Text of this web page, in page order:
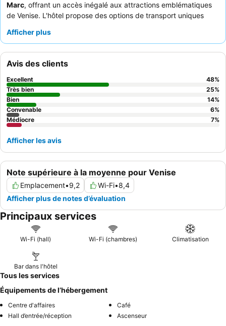
Marc, offrant un accès inégalé aux attractions emblématiques
de Venise. L'hôtel propose des options de transport uniques
les déposes en
très apprécié pour sa sélection vaste et variée de plats chauds
et continentaux. Pour un séjour vraiment mémorable, pensez à
réserver une chambre avec
Afficher plus
Note supérieure à la moyenne pour Venise
Emplacement•9,2 Wi-Fi•8,4
Afficher plus de notes d’évaluation
Avis des clients
Excellent 48%
Très bien
25%
Bien
14%
Convenable
6%
Médiocre
7%
Afficher les avis
Principaux services
Wi-Fi (hall) Wi-Fi (chambres) Climatisation
Bar dans l'hôtel
Tous les services
Équipements de l’hébergement
Centre d'affaires
Café
Hall d’entrée/réception
Ascenseur